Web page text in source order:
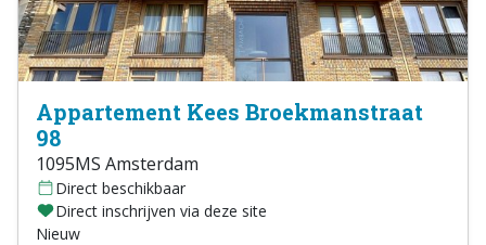
Appartement Kees Broekmanstraat
98
1095MS Amsterdam
Direct beschikbaar
Direct inschrijven via deze site
Nieuw